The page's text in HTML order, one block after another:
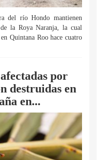
del río Hondo mantienen
la Roya Naranja, la cual
Quintana Roo hace cuatro
por
destruidas en
en...